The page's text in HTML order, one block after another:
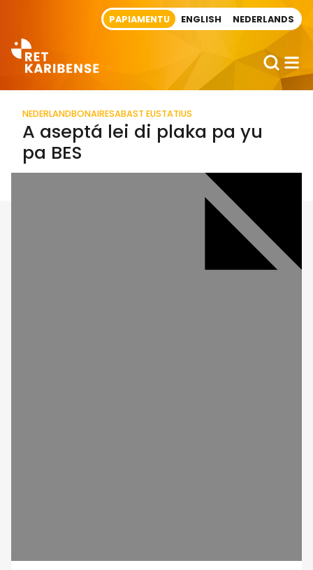
PAPIAMENTU ENGLISH NEDERLANDS
NEDERLANDBONAIRESABAST EUSTATIUS
A aseptá lei di plaka pa yu
pa BES